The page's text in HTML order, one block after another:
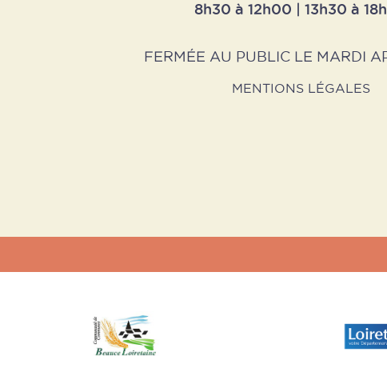
8h30 à 12h00 | 13h30 à
FERMÉE AU PUBLIC LE MARDI
MENTIONS LÉGALES